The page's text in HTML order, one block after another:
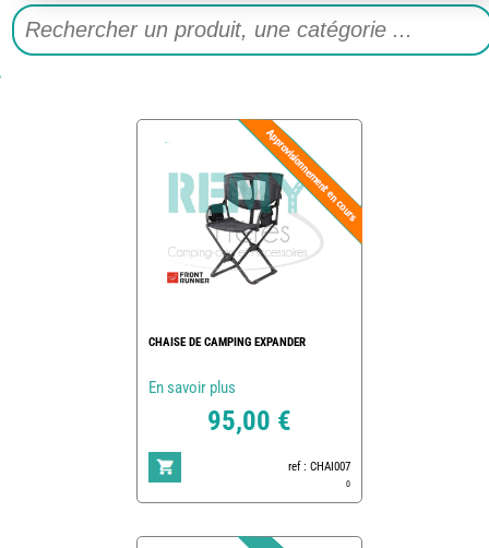
CHAISE DE CAMPING EXPANDER
En savoir plus
95,00 €
ref : CHAI007
0